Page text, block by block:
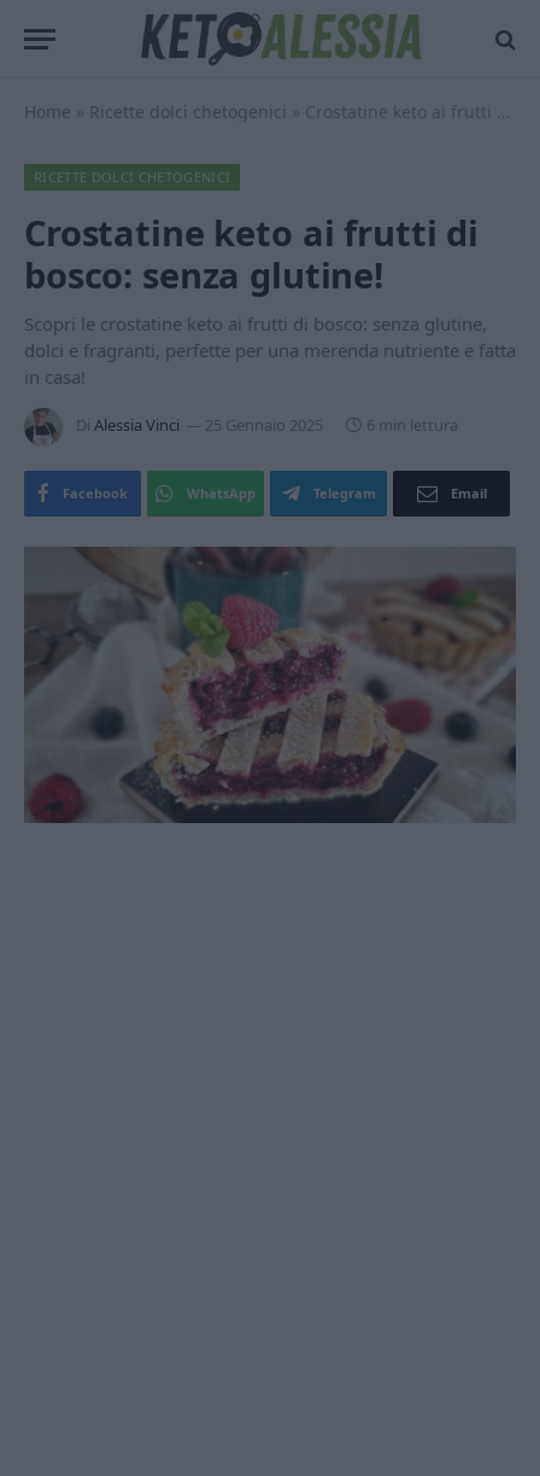
Home » Ricette dolci chetogenici » Crostatine keto ai frutti di bosco: senza glutine!
RICETTE DOLCI CHETOGENICI
Crostatine keto ai frutti di
bosco: senza glutine!
Scopri le crostatine keto ai frutti di bosco: senza glutine,
dolci e fragranti, perfette per una merenda nutriente e fatta
in casa!
Di Alessia Vinci 25 Gennaio 2025 6 min lettura
Facebook WhatsApp Telegram Email